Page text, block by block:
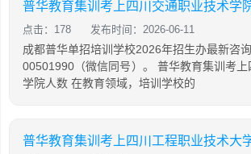
普华教育集训考上四川交通职业技术学
点击：178 发布时间：2026-06-11
成都普华单招培训学校2026年招生办最新咨
00501990（微信同号）。 普华教育集训考
学院人数 在教育领域，培训学校的
普华教育集训考上四川工程职业技术大